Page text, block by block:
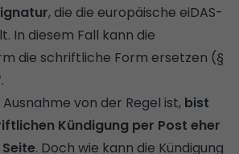
, die die europäische eiDAS-
In diesem Fall kann die
die schriftliche Form ersetzen (§
.
von der Regel ist, bist
Kündigung per Post eher
. Doch wie kann die Kündigung